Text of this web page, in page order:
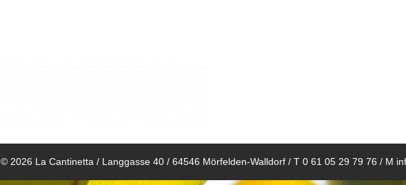
© 2026 La Cantinetta / Langgasse 40 / 64546 Mörfelden-Walldorf / T 0 61 05 29 79 76 / M